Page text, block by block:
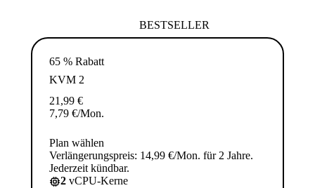
BESTSELLER
65 % Rabatt
KVM 2
21,99 €
7,79 €/Mon.
Plan wählen
Verlängerungspreis: 14,99 €/Mon. für 2 Jahre.
Jederzeit kündbar.
2 vCPU-Kerne